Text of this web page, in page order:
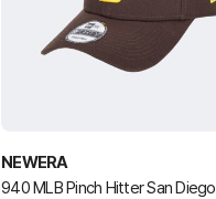
NEWERA
940 MLB Pinch Hitter San Diego